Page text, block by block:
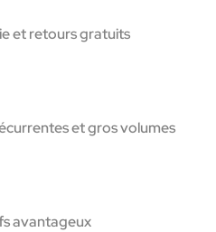
et retours gratuits
et gros volumes
avantageux